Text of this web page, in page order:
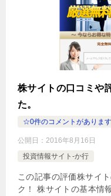
株サイトの口コミや
た。
☆0件のコメントがあります
公開日： 2016年8月16日
投資情報サイト-か行
この記事の評価株サイ
ク！ 株サイトの基本情